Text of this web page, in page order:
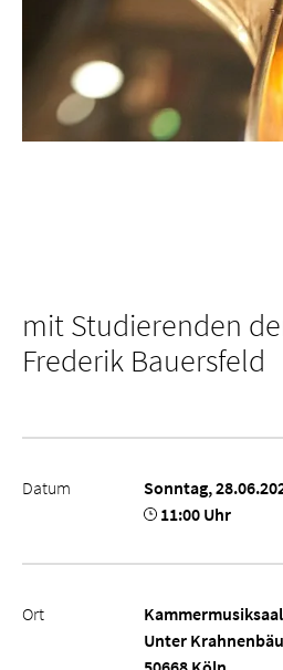
mit Studierenden
Frederik Bauersfeld
Datum
Sonntag,
11:00 Uhr
Ort
Kammermusiksaal
Unter